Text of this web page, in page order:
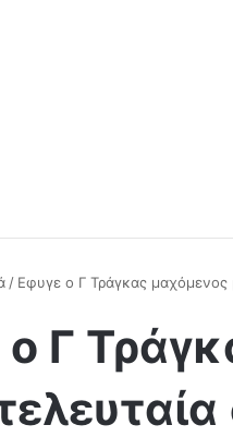
/ Εφυγε ο Γ Τράγκας μαχόμενος
Γ